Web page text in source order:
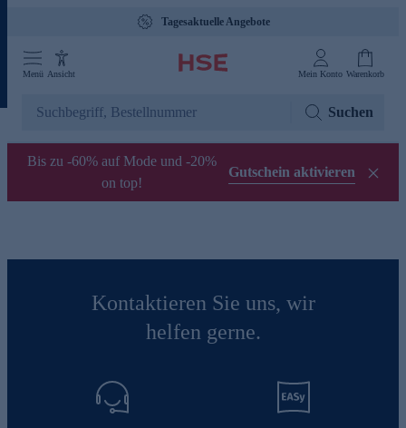
Tagesaktuelle Angebote
Menü Ansicht Mein Konto Warenkorb
Suchen
Bis zu -60% auf Mode und -20%
on top!
Gutschein aktivieren
Kontaktieren Sie uns, wir
helfen gerne.